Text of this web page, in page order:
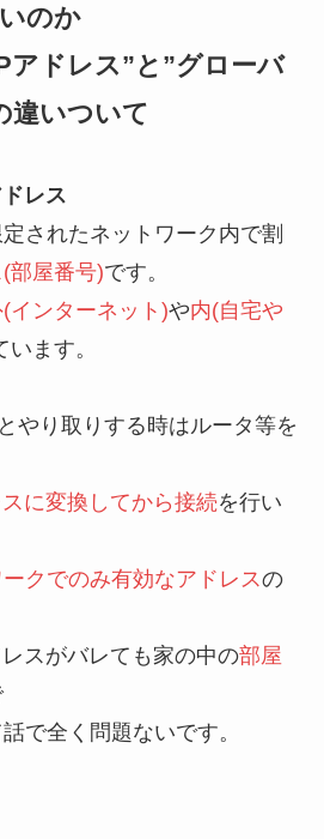
のか
アドレス”と”グローバ
違いついて
レス
されたネットワーク内で割
部屋番号)です。
インターネット)や内(自宅や
ます。
とやり取りする時はルータ等を
に変換してから接続を行い
クでのみ有効なアドレスの
スがバレても家の中の部屋
で全く問題ないです。